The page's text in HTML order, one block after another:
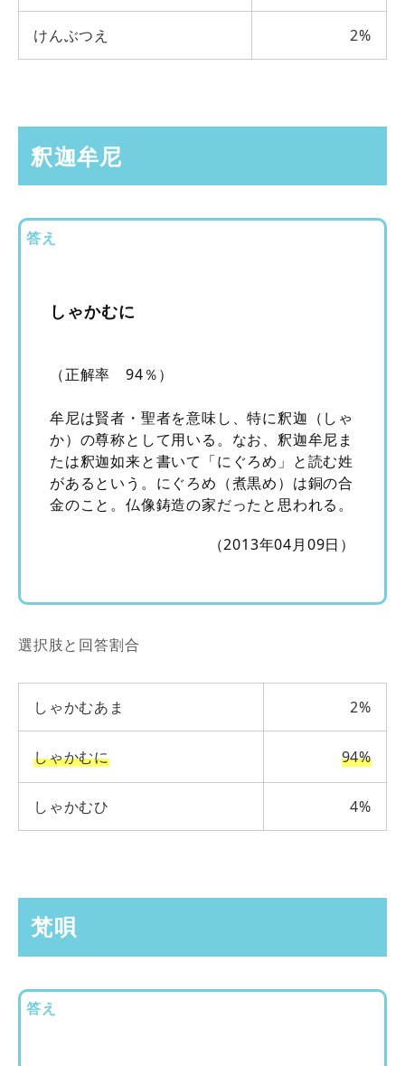
けんぶつえ 2%
釈迦牟尼
答え
しゃかむに
（正解率 94％）
牟尼は賢者・聖者を意味し、特に釈迦（しゃ
か）の尊称として用いる。なお、釈迦牟尼ま
たは釈迦如来と書いて「にぐろめ」と読む姓
があるという。にぐろめ（煮黒め）は銅の合
金のこと。仏像鋳造の家だったと思われる。
（2013年04月09日）
選択肢と回答割合
しゃかむあま 2%
しゃかむに 94%
しゃかむひ 4%
梵唄
答え